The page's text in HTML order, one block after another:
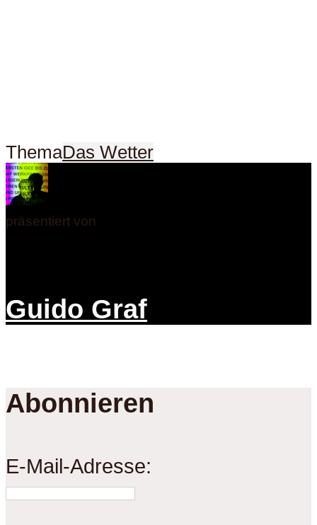
ThemaDas Wetter
präsentiert von
Guido Graf
Abonnieren
E-Mail-Adresse: